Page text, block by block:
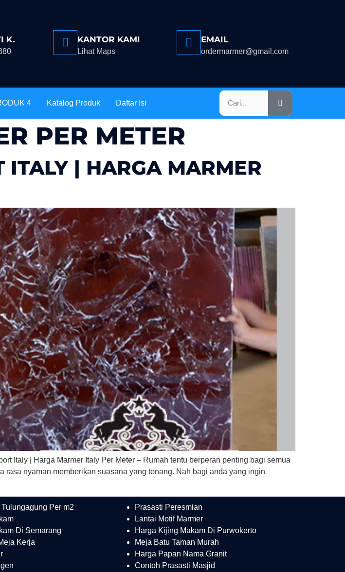
K. KANTOR KAMI
Lihat Maps
EMAIL
ordermarmer@gmail.com
4 Katalog Produk Daftar Isi
PER METER
| HARGA MARMER
Italy | Harga Marmer Italy Per Meter – Rumah tentu berperan penting bagi semua
nyaman memberikan suasana yang tenang. Nah bagi anda yang ingin
Per m2
Di Semarang
Kerja
Prasasti Peresmian
Lantai Motif Marmer
Harga Kijing Makam Di Purwokerto
Meja Batu Taman Murah
Harga Papan Nama Granit
Contoh Prasasti Masjid